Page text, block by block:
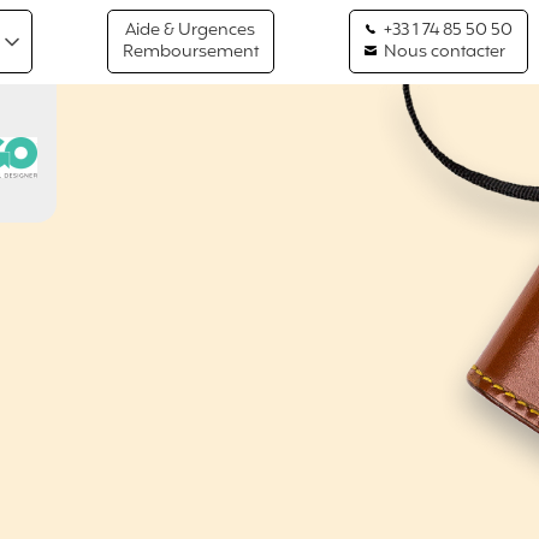
Aide & Urgences
Remboursement
+33 1 74 85 50 50
Nous contacter